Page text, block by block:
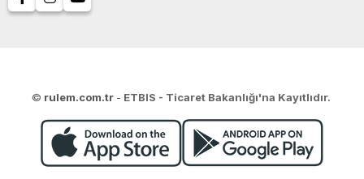
© rulem.com.tr - ETBIS - Ticaret Bakanlığı'na Kayıtlıdır.